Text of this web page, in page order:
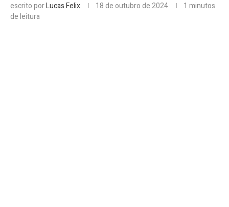
escrito porLucas Felix 18 de outubro de 2024
1 minutos
de leitura